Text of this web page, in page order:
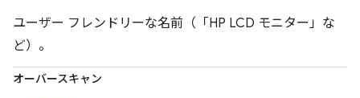
ユーザー フレンドリーな名前（「HP LCD モニター」な
ど）。
オーバースキャン